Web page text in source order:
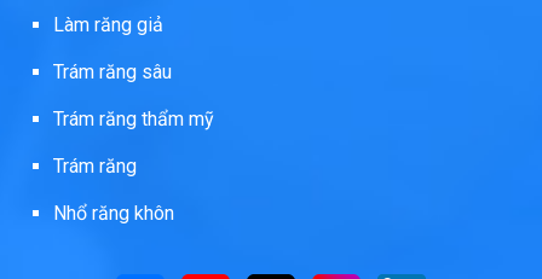
Làm răng giả
Trám răng sâu
Trám răng thẩm mỹ
Trám răng
Nhổ răng khôn